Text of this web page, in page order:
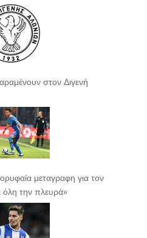
στον Διγενή
μεταγραφη για τον
την πλευρά»